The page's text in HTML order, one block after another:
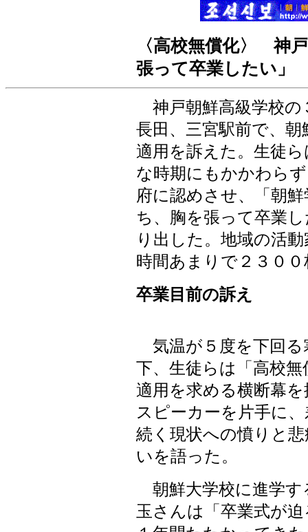
〈高校無償化〉 神
張って卒業したい」
神戸朝鮮高級学校の
長田、三宮駅前で、
適用を訴えた。生徒
な時期にもかかわら
府に認めさせ、「朝
ち、胸を張って卒業
り出した。地域の活
時間あまりで２３０
卒業目前の訴え
気温が５度を下回る
下、生徒らは「高校無
適用を求める横断幕を
スピーカーを片手に
続く現状への憤りと
いを語った。
朝鮮大学校に進学す
玉さんは「卒業式が